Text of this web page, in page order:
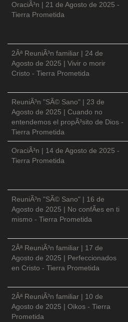
OraciÃ³n | 21 de Agosto de 2025 -
Tierra Prometida
2Âª ReuniÃ³n familiar | 24 de
Agosto de 2025 | Vivir o morir
Cristo - Tierra Prometida
ReuniÃ³n "SÃ© Sano" | 23 de
Agosto de 2025 | Cuando no
entendemos el propÃ³sito de Dios -
Tierra Prometida
OraciÃ³n | 14 de Agosto de 2025 -
Tierra Prometida
ReuniÃ³n "SÃ© Sano" | 16 de
Agosto de 2025 | No confÃ­es en ti
mismo - Tierra Prometida
2Âª ReuniÃ³n familiar | 17 de
Agosto de 2025 | Perfeccionados
en Cristo - Tierra Prometida
2Âª ReuniÃ³n familiar | 10 de
Agosto de 2025 | Oikos - Tierra
Prometida